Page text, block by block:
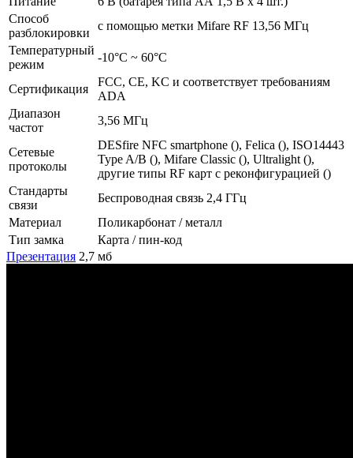
Способ
разблокировки
с помощью метки Mifare RF 13,56 МГц
Температурный
режим
-10°С ~ 60°С
Сертификация
FCC, CE, KC и соответствует требованиям
ADA
Диапазон
частот
3,56 МГц
Сетевые
протоколы
DESfire NFC smartphone (), Felica (), ISO14443
Type A/B (), Mifare Classic (), Ultralight (),
другие типы RF карт с реконфигурацией ()
Стандарты
связи
Беспроводная связь 2,4 ГГц
Материал
Поликарбонат / металл
Тип замка
Карта / пин-код
Презентация 2,7 мб